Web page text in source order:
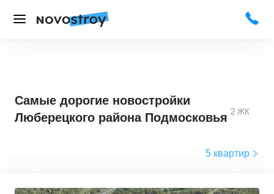
Самые дорогие новостройки
Люберецкого района Подмосковья 2 ЖК
5 квартир